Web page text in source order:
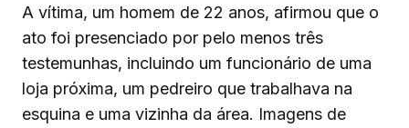
A vítima, um homem de 22 anos, afirmou que o
ato foi presenciado por pelo menos três
testemunhas, incluindo um funcionário de uma
loja próxima, um pedreiro que trabalhava na
esquina e uma vizinha da área. Imagens de